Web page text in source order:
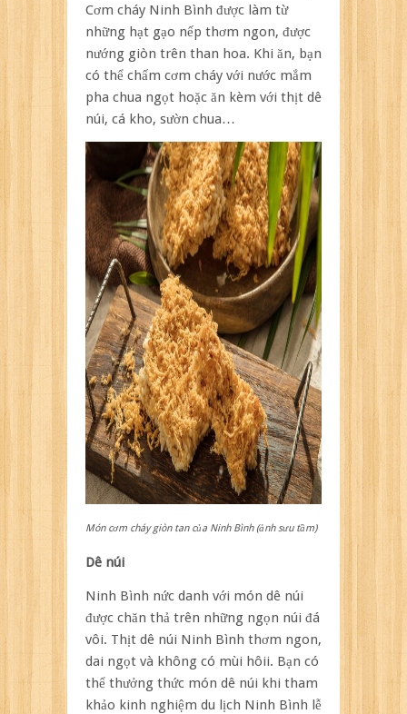
Cơm cháy Ninh Bình được làm từ
những hạt gạo nếp thơm ngon, được
nướng giòn trên than hoa. Khi ăn, bạn
có thể chấm cơm cháy với nước mắm
pha chua ngọt hoặc ăn kèm với thịt dê
núi, cá kho, sườn chua…
Món cơm cháy giòn tan của Ninh Bình (ảnh sưu tầm)
Dê núi
Ninh Bình nức danh với món dê núi
được chăn thả trên những ngọn núi đá
vôi. Thịt dê núi Ninh Bình thơm ngon,
dai ngọt và không có mùi hôii. Bạn có
thể thưởng thức món dê núi khi tham
khảo kinh nghiệm du lịch Ninh Bình lễ